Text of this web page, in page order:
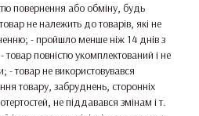
повернення або обміну, будь
не належить до товарів, які не
- пройшло менше ніж 14 днів з
повністю укомплектований і не
- товар не використовувався
товару, забруднень, сторонніх
не піддавався змінам і т.